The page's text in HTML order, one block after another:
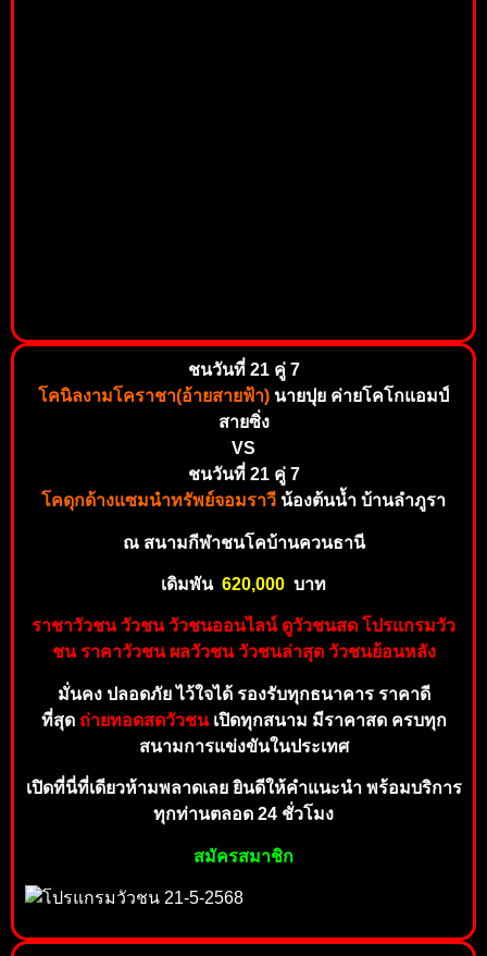
ชนวันที่ 21 คู่ 7
โคนิลงามโคราชา(อ้ายสายฟ้า) นายปุย ค่ายโคโกแอมป์
สายซิ่ง
VS
ชนวันที่ 21 คู่ 7
โคดุกด้างแซมนำทรัพย์จอมราวี น้องต้นน้ำ บ้านลำภูรา
ณ สนามกีฬาชนโคบ้านควนธานี
เดิมพัน 620,000 บาท
ราชาวัวชน วัวชน วัวชนออนไลน์ ดูวัวชนสด โปรแกรมวัว
ชนราคาวัวชน ผลวัวชน วัวชนล่าสุด วัวชนย้อนหลัง
มั่นคง ปลอดภัย ไว้ใจได้ รองรับทุกธนาคาร ราคาดี
ที่สุด ถ่ายทอดสดวัวชน เปิดทุกสนาม มีราคาสด ครบทุก
สนามการแข่งขันในประเทศ
เปิดที่นี่ที่เดียวห้ามพลาดเลย ยินดีให้คำแนะนำ พร้อมบริการ
ทุกท่านตลอด 24 ชั่วโมง
สมัครสมาชิก